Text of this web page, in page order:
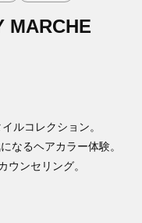
MARCHE
ルコレクション。
なるヘアカラー体験。
ウンセリング。